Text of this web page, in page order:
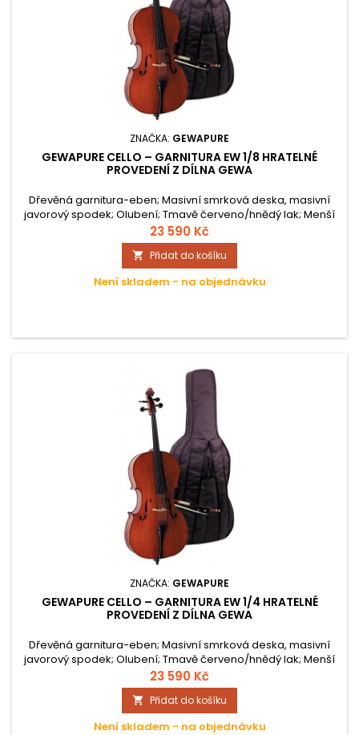
ZNAČKA: GEWAPURE
GEWAPURE CELLO – GARNITURA EW 1/8 HRATELNÉ
PROVEDENÍ Z DÍLNA GEWA
Dřevěná garnitura-eben; Masivní smrková deska, masivní
javorový spodek; Olubení; Tmavě červeno/hnědý lak; Menší
struník; Ocelové struny; Bodec s kužel.ukončením z
ebenového dřeva; Smyčec-přírodní žíně; Povlak pro čelo -
Nytex; Kapsa pro smyčec a struny; včetně komponentů
(struny, kobylka, struník atd.); Hratelné provedení;
23 590 Kč
 Přidat do košíku
Není skladem - na objednávku
ZNAČKA: GEWAPURE
GEWAPURE CELLO – GARNITURA EW 1/4 HRATELNÉ
PROVEDENÍ Z DÍLNA GEWA
Dřevěná garnitura-eben; Masivní smrková deska, masivní
javorový spodek; Olubení; Tmavě červeno/hnědý lak; Menší
struník; Ocelové struny; Bodec s kužel.ukončením z
ebenového dřeva; Smyčec-přírodní žíně; Povlak pro čelo -
Nytex; Kapsa pro smyčec a struny; včetně komponentů
(struny, kobylka, struník atd.); Hratelné provedení;
23 590 Kč
 Přidat do košíku
Není skladem - na objednávku